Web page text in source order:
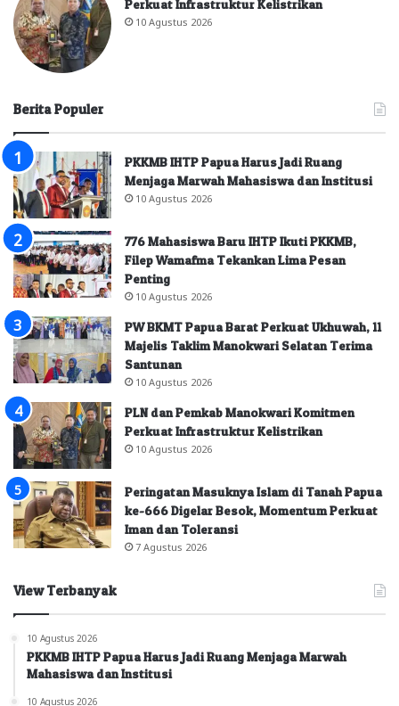
Perkuat Infrastruktur Kelistrikan
10 Agustus 2026
Berita Populer
PKKMB IHTP Papua Harus Jadi Ruang
Menjaga Marwah Mahasiswa dan Institusi
10 Agustus 2026
776 Mahasiswa Baru IHTP Ikuti PKKMB,
Filep Wamafma Tekankan Lima Pesan
Penting
10 Agustus 2026
PW BKMT Papua Barat Perkuat Ukhuwah, 11
Majelis Taklim Manokwari Selatan Terima
Santunan
10 Agustus 2026
PLN dan Pemkab Manokwari Komitmen
Perkuat Infrastruktur Kelistrikan
10 Agustus 2026
Peringatan Masuknya Islam di Tanah Papua
ke-666 Digelar Besok, Momentum Perkuat
Iman dan Toleransi
7 Agustus 2026
View Terbanyak
10 Agustus 2026
PKKMB IHTP Papua Harus Jadi Ruang Menjaga Marwah
Mahasiswa dan Institusi
10 Agustus 2026